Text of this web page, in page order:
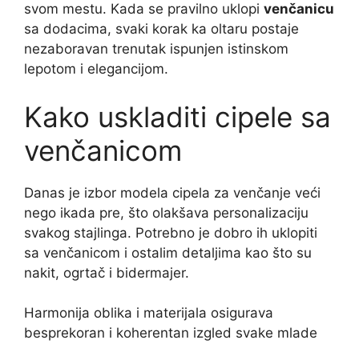
svom mestu. Kada se pravilno uklopi venčanicu
sa dodacima, svaki korak ka oltaru postaje
nezaboravan trenutak ispunjen istinskom
lepotom i elegancijom.
Kako uskladiti cipele sa
venčanicom
Danas je izbor modela cipela za venčanje veći
nego ikada pre, što olakšava personalizaciju
svakog stajlinga. Potrebno je dobro ih uklopiti
sa venčanicom i ostalim detaljima kao što su
nakit, ogrtač i bidermajer.
Harmonija oblika i materijala osigurava
besprekoran i koherentan izgled svake mlade